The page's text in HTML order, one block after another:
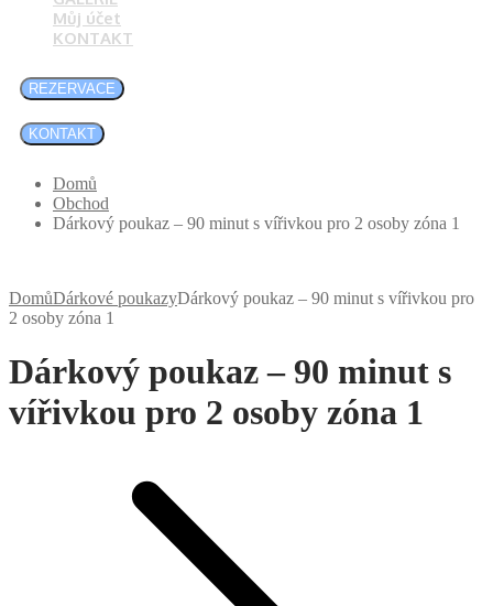
Můj účet
KONTAKT
REZERVACE
KONTAKT
Domů
Obchod
Dárkový poukaz – 90 minut s vířivkou pro 2 osoby zóna 1
DomůDárkové poukazyDárkový poukaz – 90 minut s vířivkou pro
2 osoby zóna 1
Dárkový poukaz – 90 minut s
vířivkou pro 2 osoby zóna 1